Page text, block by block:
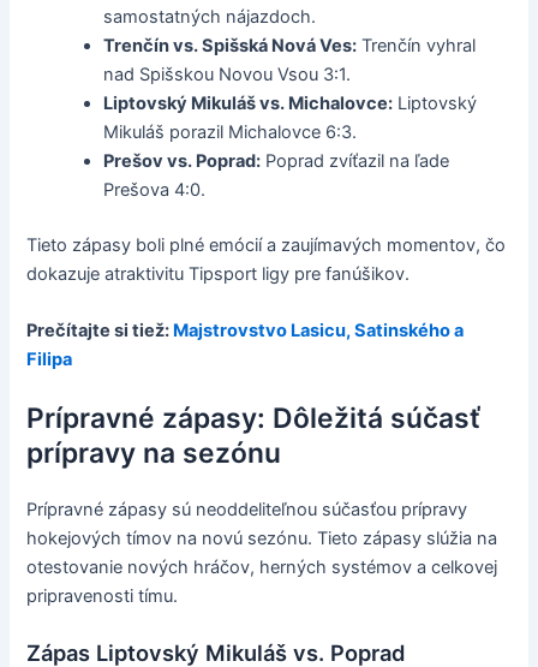
samostatných nájazdoch.
Trenčín vs. Spišská Nová Ves: Trenčín vyhral
nad Spišskou Novou Vsou 3:1.
Liptovský Mikuláš vs. Michalovce: Liptovský
Mikuláš porazil Michalovce 6:3.
Prešov vs. Poprad: Poprad zvíťazil na ľade
Prešova 4:0.
Tieto zápasy boli plné emócií a zaujímavých momentov, čo
dokazuje atraktivitu Tipsport ligy pre fanúšikov.
Prečítajte si tiež: Majstrovstvo Lasicu, Satinského a
Filipa
Prípravné zápasy: Dôležitá súčasť
prípravy na sezónu
Prípravné zápasy sú neoddeliteľnou súčasťou prípravy
hokejových tímov na novú sezónu. Tieto zápasy slúžia na
otestovanie nových hráčov, herných systémov a celkovej
pripravenosti tímu.
Zápas Liptovský Mikuláš vs. Poprad